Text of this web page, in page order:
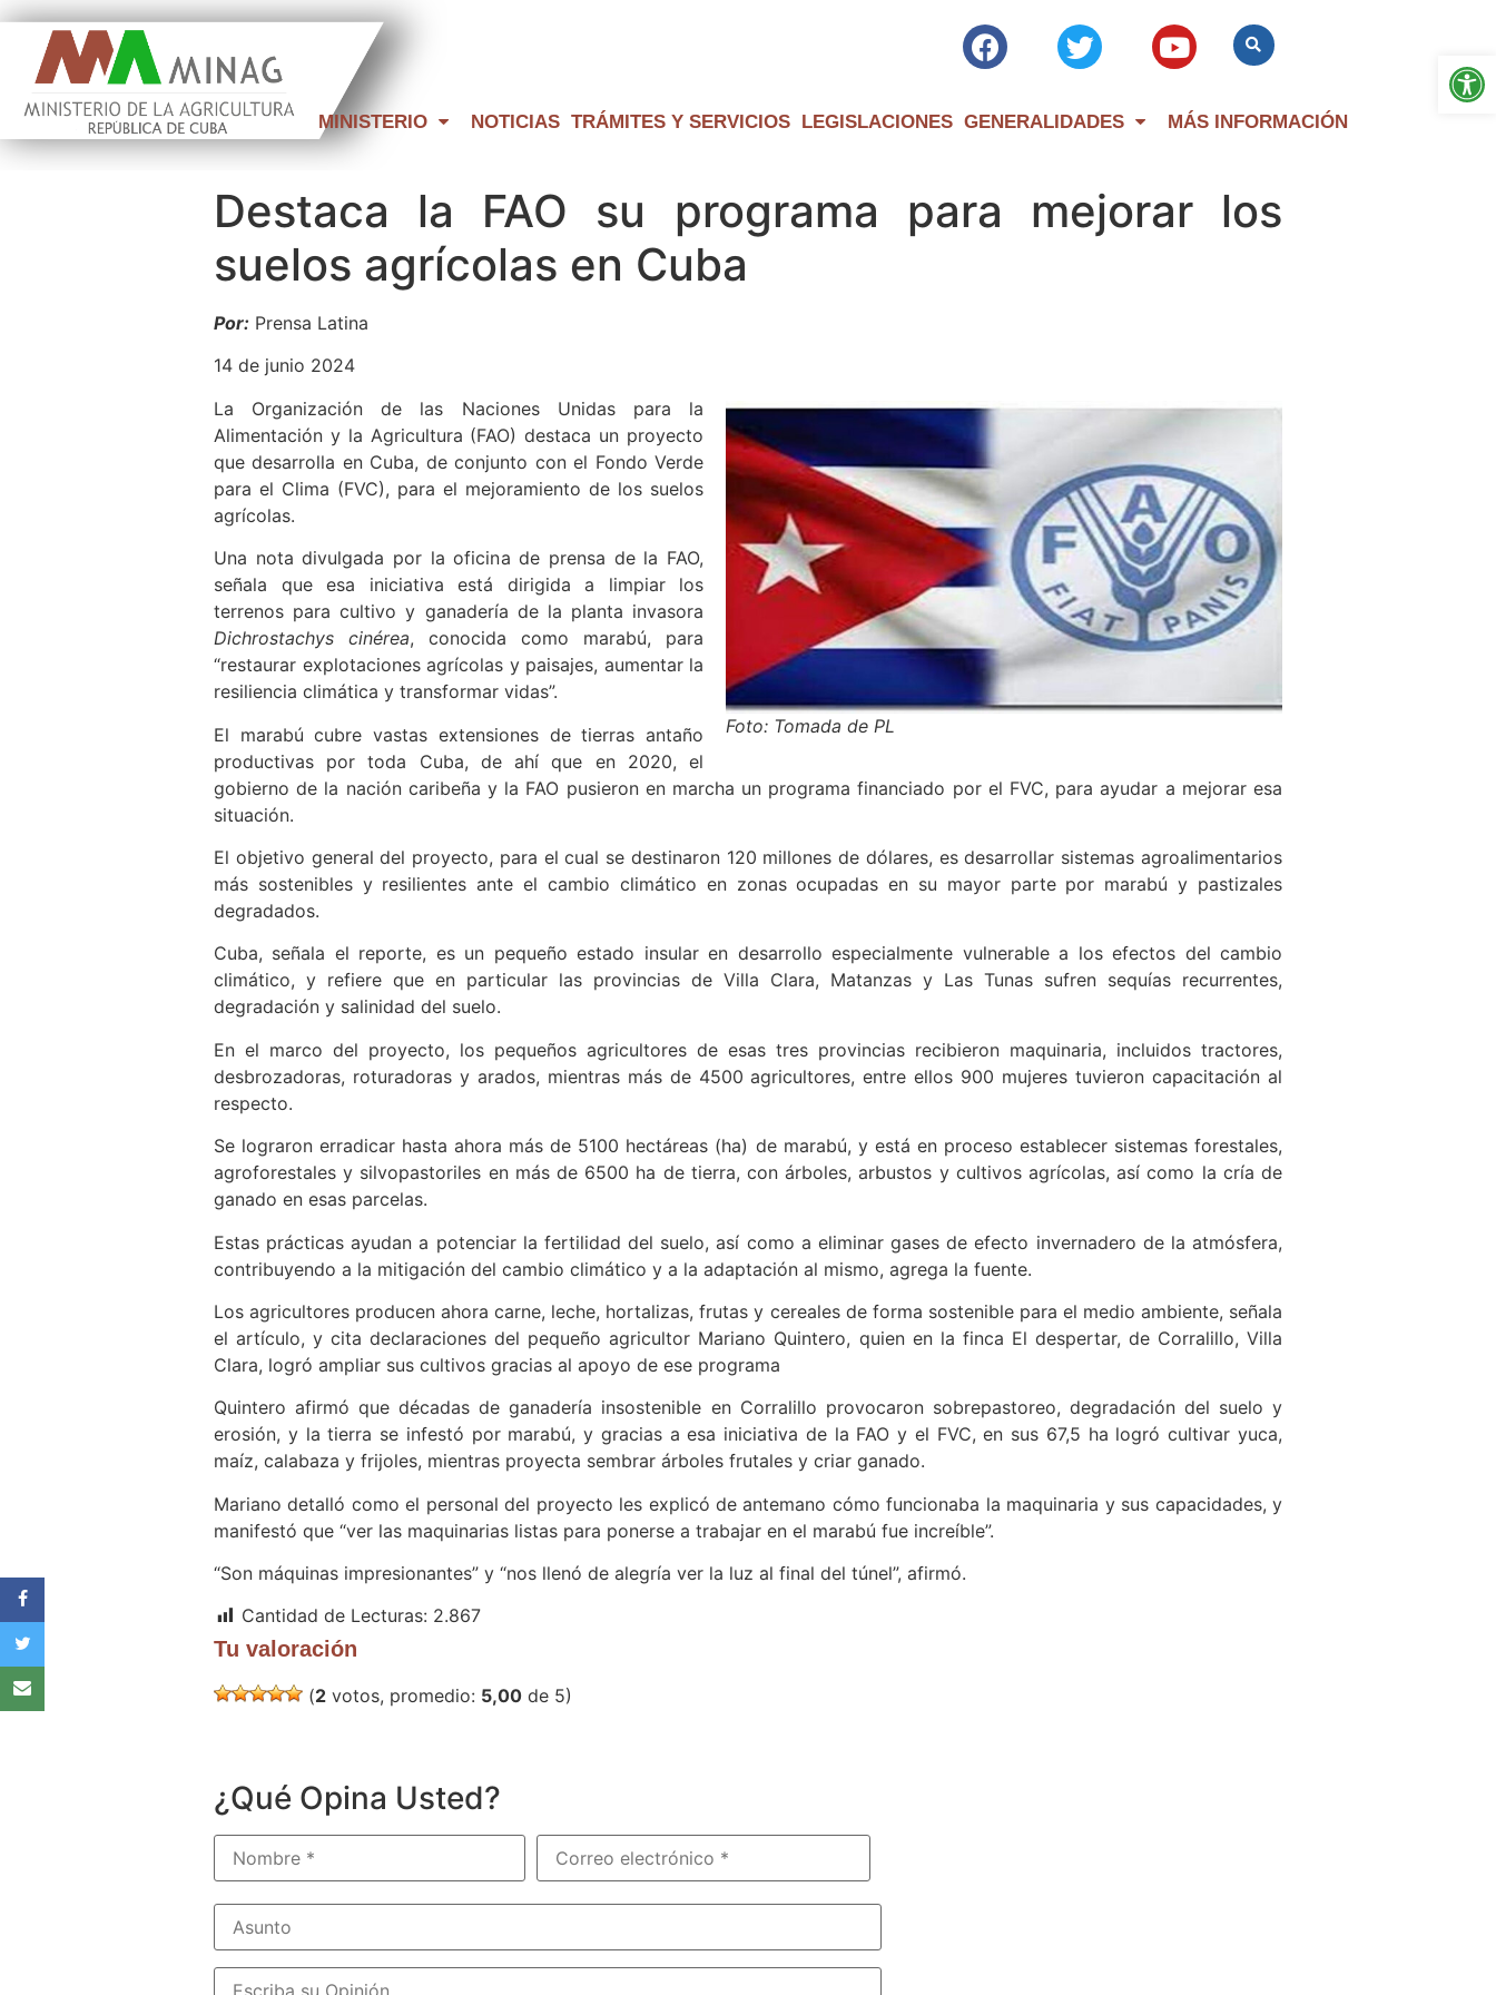
MINISTERIO NOTICIAS TRÁMITES Y SERVICIOS LEGISLACIONES GENERALIDADES MÁS INFORMACIÓN
Destaca la FAO su programa para mejorar los
suelos agrícolas en Cuba
Por: Prensa Latina
14 de junio 2024
Foto: Tomada de PL
La Organización de las Naciones Unidas para la
Alimentación y la Agricultura (FAO) destaca un proyecto
que desarrolla en Cuba, de conjunto con el Fondo Verde
para el Clima (FVC), para el mejoramiento de los suelos
agrícolas.
Una nota divulgada por la oficina de prensa de la FAO,
señala que esa iniciativa está dirigida a limpiar los
terrenos para cultivo y ganadería de la planta invasora
Dichrostachys cinérea, conocida como marabú, para
“restaurar explotaciones agrícolas y paisajes, aumentar la
resiliencia climática y transformar vidas”.
El marabú cubre vastas extensiones de tierras antaño
productivas por toda Cuba, de ahí que en 2020, el
gobierno de la nación caribeña y la FAO pusieron en marcha un programa financiado por el FVC, para ayudar a mejorar esa
situación.
El objetivo general del proyecto, para el cual se destinaron 120 millones de dólares, es desarrollar sistemas agroalimentarios
más sostenibles y resilientes ante el cambio climático en zonas ocupadas en su mayor parte por marabú y pastizales
degradados.
Cuba, señala el reporte, es un pequeño estado insular en desarrollo especialmente vulnerable a los efectos del cambio
climático, y refiere que en particular las provincias de Villa Clara, Matanzas y Las Tunas sufren sequías recurrentes,
degradación y salinidad del suelo.
En el marco del proyecto, los pequeños agricultores de esas tres provincias recibieron maquinaria, incluidos tractores,
desbrozadoras, roturadoras y arados, mientras más de 4500 agricultores, entre ellos 900 mujeres tuvieron capacitación al
respecto.
Se lograron erradicar hasta ahora más de 5100 hectáreas (ha) de marabú, y está en proceso establecer sistemas forestales,
agroforestales y silvopastoriles en más de 6500 ha de tierra, con árboles, arbustos y cultivos agrícolas, así como la cría de
ganado en esas parcelas.
Estas prácticas ayudan a potenciar la fertilidad del suelo, así como a eliminar gases de efecto invernadero de la atmósfera,
contribuyendo a la mitigación del cambio climático y a la adaptación al mismo, agrega la fuente.
Los agricultores producen ahora carne, leche, hortalizas, frutas y cereales de forma sostenible para el medio ambiente, señala
el artículo, y cita declaraciones del pequeño agricultor Mariano Quintero, quien en la finca El despertar, de Corralillo, Villa
Clara, logró ampliar sus cultivos gracias al apoyo de ese programa
Quintero afirmó que décadas de ganadería insostenible en Corralillo provocaron sobrepastoreo, degradación del suelo y
erosión, y la tierra se infestó por marabú, y gracias a esa iniciativa de la FAO y el FVC, en sus 67,5 ha logró cultivar yuca,
maíz, calabaza y frijoles, mientras proyecta sembrar árboles frutales y criar ganado.
Mariano detalló como el personal del proyecto les explicó de antemano cómo funcionaba la maquinaria y sus capacidades, y
manifestó que “ver las maquinarias listas para ponerse a trabajar en el marabú fue increíble”.
“Son máquinas impresionantes” y “nos llenó de alegría ver la luz al final del túnel”, afirmó.
Cantidad de Lecturas: 2.867
Tu valoración
(2 votos, promedio: 5,00 de 5)
¿Qué Opina Usted?